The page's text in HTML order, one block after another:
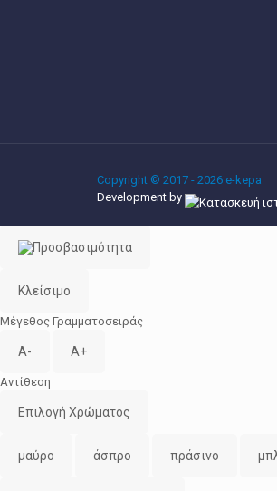
Copyright © 2017 - 2026 e-kepa
Development by
Κλείσιμο
Μέγεθος Γραμματοσειράς
A- A+
Αντίθεση
Επιλογή Χρώματος
μαύρο άσπρο πράσινο